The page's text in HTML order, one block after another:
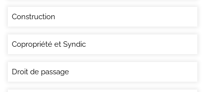
Construction
Copropriété et Syndic
Droit de passage